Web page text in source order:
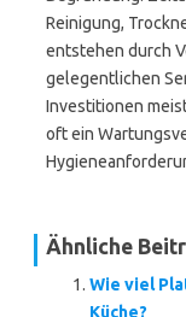
Reinigung,
entstehen durch
gelegentlichen
Investitionen
oft ein
Ähnliche
Wie viel
Küche?